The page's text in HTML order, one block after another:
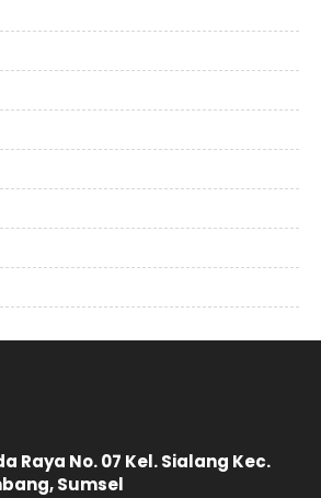
Raya No. 07 Kel. Sialang Kec.
Sumsel